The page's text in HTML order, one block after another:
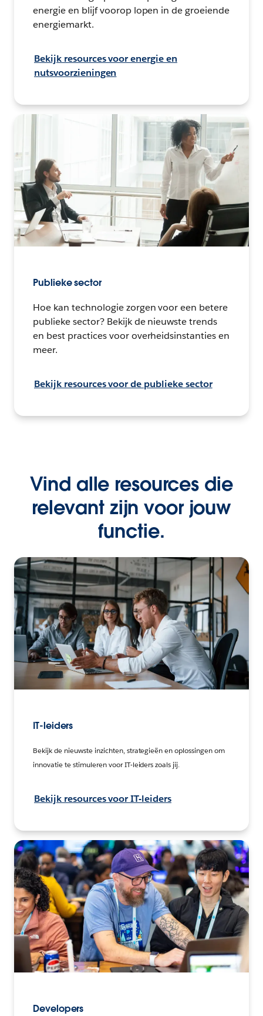
energie en blijf voorop lopen in de groeiende
energiemarkt.
Bekijk resources voor energie en
nutsvoorzieningen
Publieke sector
Hoe kan technologie zorgen voor een betere
publieke sector? Bekijk de nieuwste trends
en best practices voor overheidsinstanties en
meer.
Bekijk resources voor de publieke sector
Vind alle resources die
relevant zijn voor jouw
functie.
IT-leiders
Bekijk de nieuwste inzichten, strategieën en oplossingen om
innovatie te stimuleren voor IT-leiders zoals jij.
Bekijk resources voor IT-leiders
Developers